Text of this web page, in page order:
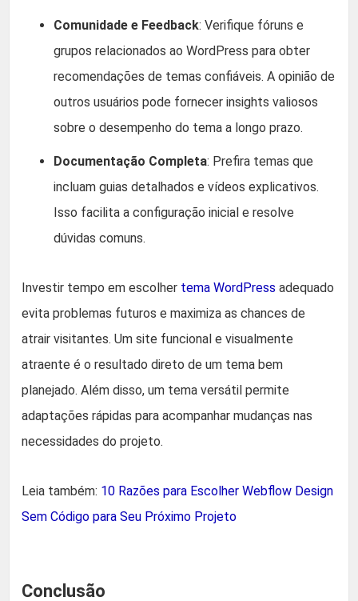
Comunidade e Feedback: Verifique fóruns e
grupos relacionados ao WordPress para obter
recomendações de temas confiáveis. A opinião de
outros usuários pode fornecer insights valiosos
sobre o desempenho do tema a longo prazo.
Documentação Completa: Prefira temas que
incluam guias detalhados e vídeos explicativos.
Isso facilita a configuração inicial e resolve
dúvidas comuns.
Investir tempo em escolher tema WordPress adequado
evita problemas futuros e maximiza as chances de
atrair visitantes. Um site funcional e visualmente
atraente é o resultado direto de um tema bem
planejado. Além disso, um tema versátil permite
adaptações rápidas para acompanhar mudanças nas
necessidades do projeto.
Leia também: 10 Razões para Escolher Webflow Design
Sem Código para Seu Próximo Projeto
Conclusão